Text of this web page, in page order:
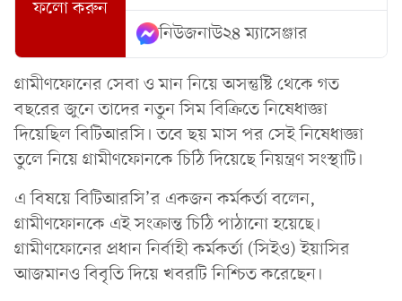
ফলো করুন
নিউজনাউ২৪ ম্যাসেঞ্জার
গ্রামীণফোনের সেবা ও মান নিয়ে অসন্তুষ্টি থেকে গত
বছরের জুনে তাদের নতুন সিম বিক্রিতে নিষেধাজ্ঞা
দিয়েছিল বিটিআরসি। তবে ছয় মাস পর সেই নিষেধাজ্ঞা
তুলে নিয়ে গ্রামীণফোনকে চিঠি দিয়েছে নিয়ন্ত্রণ সংস্থাটি।
এ বিষয়ে বিটিআরসি’র একজন কর্মকর্তা বলেন,
গ্রামীণফোনকে এই সংক্রান্ত চিঠি পাঠানো হয়েছে।
গ্রামীণফোনের প্রধান নির্বাহী কর্মকর্তা (সিইও) ইয়াসির
আজমানও বিবৃতি দিয়ে খবরটি নিশ্চিত করেছেন।